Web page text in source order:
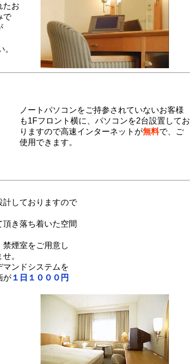
たお
で
ノートパソコンをご持参されていないお客様
も1Fフロント横に、パソコンを2台設置してお
りますので高速インターネットが無料で、ご
使用できます。
しておりますので
き落ち着いた空間
煙室をご用意し
。
ンドシステムを
が １日１０００円